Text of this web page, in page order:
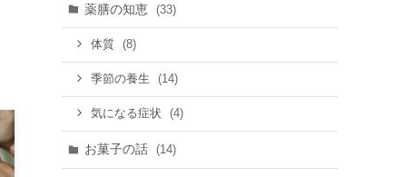
薬膳の知恵 (33)
体質 (8)
季節の養生 (14)
気になる症状 (4)
お菓子の話 (14)